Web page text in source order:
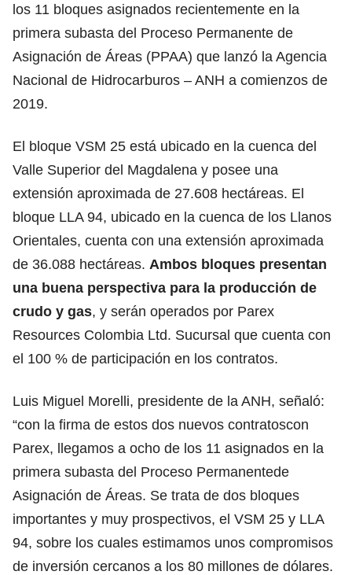
los 11 bloques asignados recientemente en la
primera subasta del Proceso Permanente de
Asignación de Áreas (PPAA) que lanzó la Agencia
Nacional de Hidrocarburos – ANH a comienzos de
2019.
El bloque VSM 25 está ubicado en la cuenca del
Valle Superior del Magdalena y posee una
extensión aproximada de 27.608 hectáreas. El
bloque LLA 94, ubicado en la cuenca de los Llanos
Orientales, cuenta con una extensión aproximada
de 36.088 hectáreas. Ambos bloques presentan
una buena perspectiva para la producción de
crudo y gas, y serán operados por Parex
Resources Colombia Ltd. Sucursal que cuenta con
el 100 % de participación en los contratos.
Luis Miguel Morelli, presidente de la ANH, señaló:
“con la firma de estos dos nuevos contratoscon
Parex, llegamos a ocho de los 11 asignados en la
primera subasta del Proceso Permanentede
Asignación de Áreas. Se trata de dos bloques
importantes y muy prospectivos, el VSM 25 y LLA
94, sobre los cuales estimamos unos compromisos
de inversión cercanos a los 80 millones de dólares.